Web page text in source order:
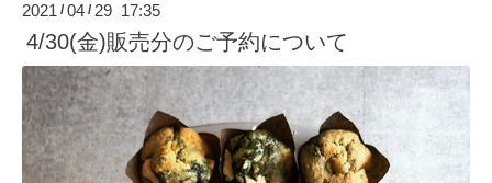
2021 /04 / 29 17:35
4/30(金)販売分のご予約について